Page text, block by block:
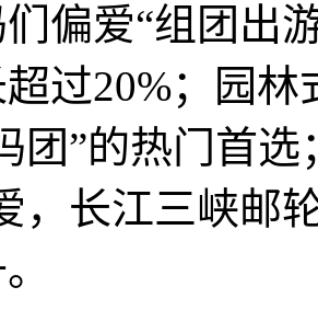
爱“组团出游
超过20%；园
团”的热门首
，长江三峡邮